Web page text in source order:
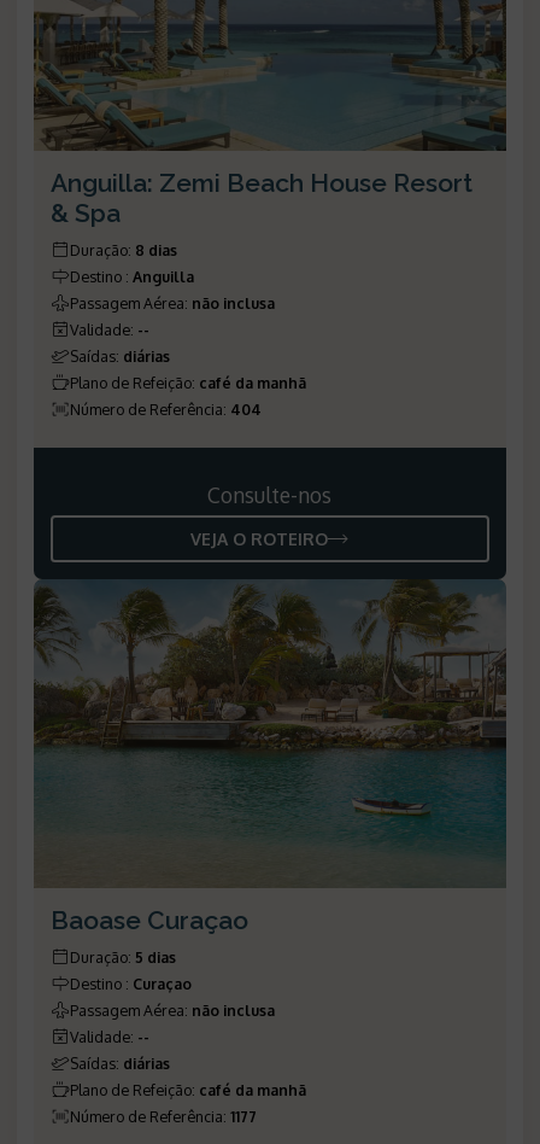
Anguilla: Zemi Beach House Resort
& Spa
Duração: 8 dias
Destino : Anguilla
Passagem Aérea: não inclusa
Validade: --
Saídas: diárias
Plano de Refeição: café da manhã
Número de Referência: 404
Consulte-nos
VEJA O ROTEIRO
Baoase Curaçao
Duração: 5 dias
Destino : Curaçao
Passagem Aérea: não inclusa
Validade: --
Saídas: diárias
Plano de Refeição: café da manhã
Número de Referência: 1177